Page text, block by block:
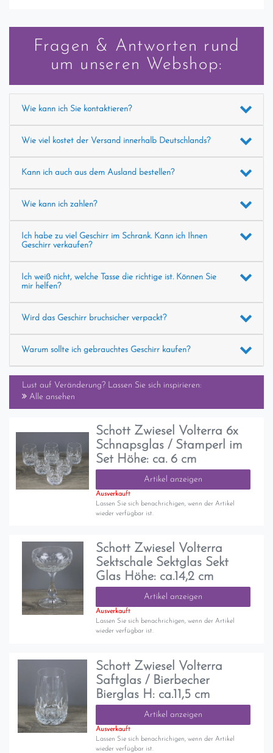
Fragen & Antworten rund
um unseren Webshop:
Wie kann ich Sie kontaktieren?
Wie viel kostet der Versand innerhalb Deutschlands?
Kann ich auch aus dem Ausland bestellen?
Wie kann ich zahlen?
Ich habe zu viel Geschirr im Schrank. Kann ich Ihnen
Geschirr verkaufen?
Ich weiß nicht, welche Tasse die richtige ist. Können Sie
mir helfen?
Wird das Geschirr bruchsicher verpackt?
Warum sollte ich gebrauchtes Geschirr kaufen?
Lust auf Veränderung? Lassen Sie sich inspirieren:
Alle ansehen
Schott Zwiesel Volterra 6x
Schnapsglas / Stamperl im
Set Höhe: ca. 6 cm
Artikel anzeigen
Ausverkauft
Lassen Sie sich benachrichigen, wenn der Artikel
wieder verfügbar ist.
Schott Zwiesel Volterra
Sektschale Sektglas Sekt
Glas Höhe: ca.14,2 cm
Artikel anzeigen
Ausverkauft
Lassen Sie sich benachrichigen, wenn der Artikel
wieder verfügbar ist.
Schott Zwiesel Volterra
Saftglas / Bierbecher
Bierglas H: ca.11,5 cm
Artikel anzeigen
Ausverkauft
Lassen Sie sich benachrichigen, wenn der Artikel
wieder verfügbar ist.